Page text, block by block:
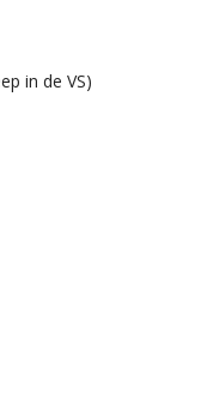
in de VS)